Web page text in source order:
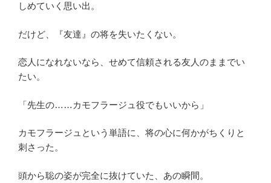
しめていく思い出。
だけど、『友達』の将を失いたくない。
恋人になれないなら、せめて信頼される友人のままでい
たい。
「先生の……カモフラージュ役でもいいから」
カモフラージュという単語に、将の心に何かがちくりと
刺さった。
頭から聡の姿が完全に抜けていた、あの瞬間。